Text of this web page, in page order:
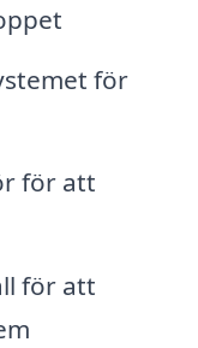
för
för att
för att